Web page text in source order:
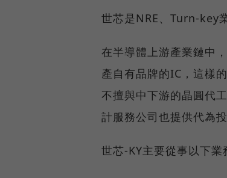
世芯是NRE、Turn-key
在半導體上游產業鏈中
產自有品牌的IC，這樣
不擅與中下游的晶圓代
計服務公司也提供代為
世芯-KY主要從事以下業